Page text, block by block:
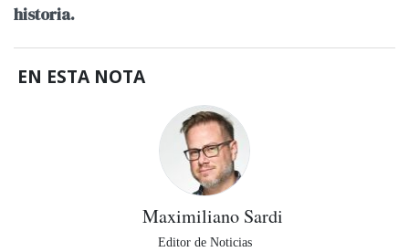
historia.
EN ESTA NOTA
Maximiliano Sardi
Editor de Noticias